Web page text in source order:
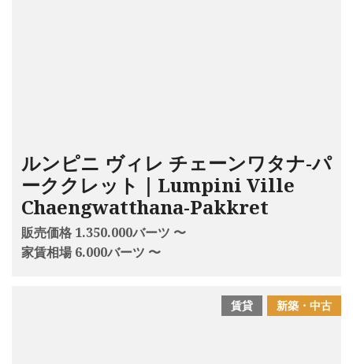
ルンピニ ヴィレ チェーンワタナ-パ
ーククレット｜Lumpini Ville
Chaengwatthana-Pakkret
販売価格 1.350.000バーツ 〜
家賃相場 6.000バーツ 〜
新築・中古
賃貸